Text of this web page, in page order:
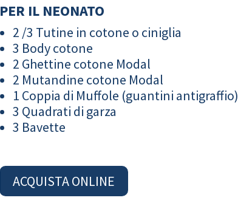
PER IL NEONATO
2 /3 Tutine in cotone o ciniglia
3 Body cotone
2 Ghettine cotone Modal
2 Mutandine cotone Modal
1 Coppia di Muffole (guantini antigraffio)
3 Quadrati di garza
3 Bavette
ACQUISTA ONLINE